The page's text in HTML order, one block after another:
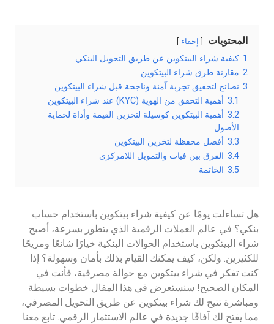
المحتويات إخفاء
1 كيفية شراء البيتكوين عن طريق التحويل البنكي
2 مقارنة طرق شراء البيتكوين
3 نصائح لتحقيق تجربة آمنة وناجحة قبل شراء البيتكوين
3.1 أهمية التحقق من الهوية (KYC) عند شراء البيتكوين
3.2 أهمية البيتكوين كوسيلة لتخزين القيمة وأداة لحماية
الأصول
3.3 أفضل محفظة لتخزين البيتكوين
3.4 الفرق بين فيات والتمويل اللامركزي
3.5 الخاتمة
هل تساءلت يومًا عن كيفية شراء بيتكوين باستخدام حساب
بنكي؟ في عالم العملات الرقمية الذي يتطور بسرعة، أصبح
شراء البيتكوين باستخدام الحوالات البنكية خيارًا شائعًا ومريحًا
للكثيرين. ولكن، كيف يمكنك القيام بذلك بأمان وسهولة؟ إذا
كنت تفكر في شراء بيتكوين مع حوالة مصرفية، فأنت في
المكان الصحيح! سنستعرض في هذا المقال خطوات بسيطة
ومباشرة تتيح لك شراء بيتكوين عن طريق التحويل المصرفي،
مما يفتح لك آفاقًا جديدة في عالم الاستثمار الرقمي. تابع معنا